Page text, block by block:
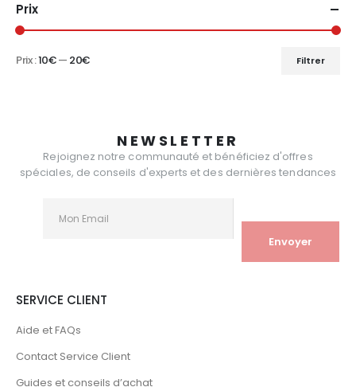
Prix
Filtrer
Prix :10€— 20€
NEWSLETTER
Rejoignez notre communauté et bénéficiez d'offres
spéciales, de conseils d'experts et des dernières tendances
SERVICE CLIENT
Aide et FAQs
Contact Service Client
Guides et conseils d’achat